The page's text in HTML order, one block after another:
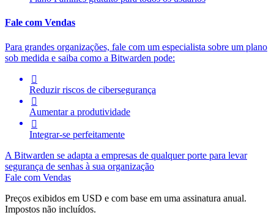
Fale com Vendas
Para grandes organizações, fale com um especialista sobre um plano
sob medida e saiba como a Bitwarden pode:

Reduzir riscos de cibersegurança

Aumentar a produtividade

Integrar-se perfeitamente
A Bitwarden se adapta a empresas de qualquer porte para levar
segurança de senhas à sua organização
Fale com Vendas
Preços exibidos em USD e com base em uma assinatura anual.
Impostos não incluídos.